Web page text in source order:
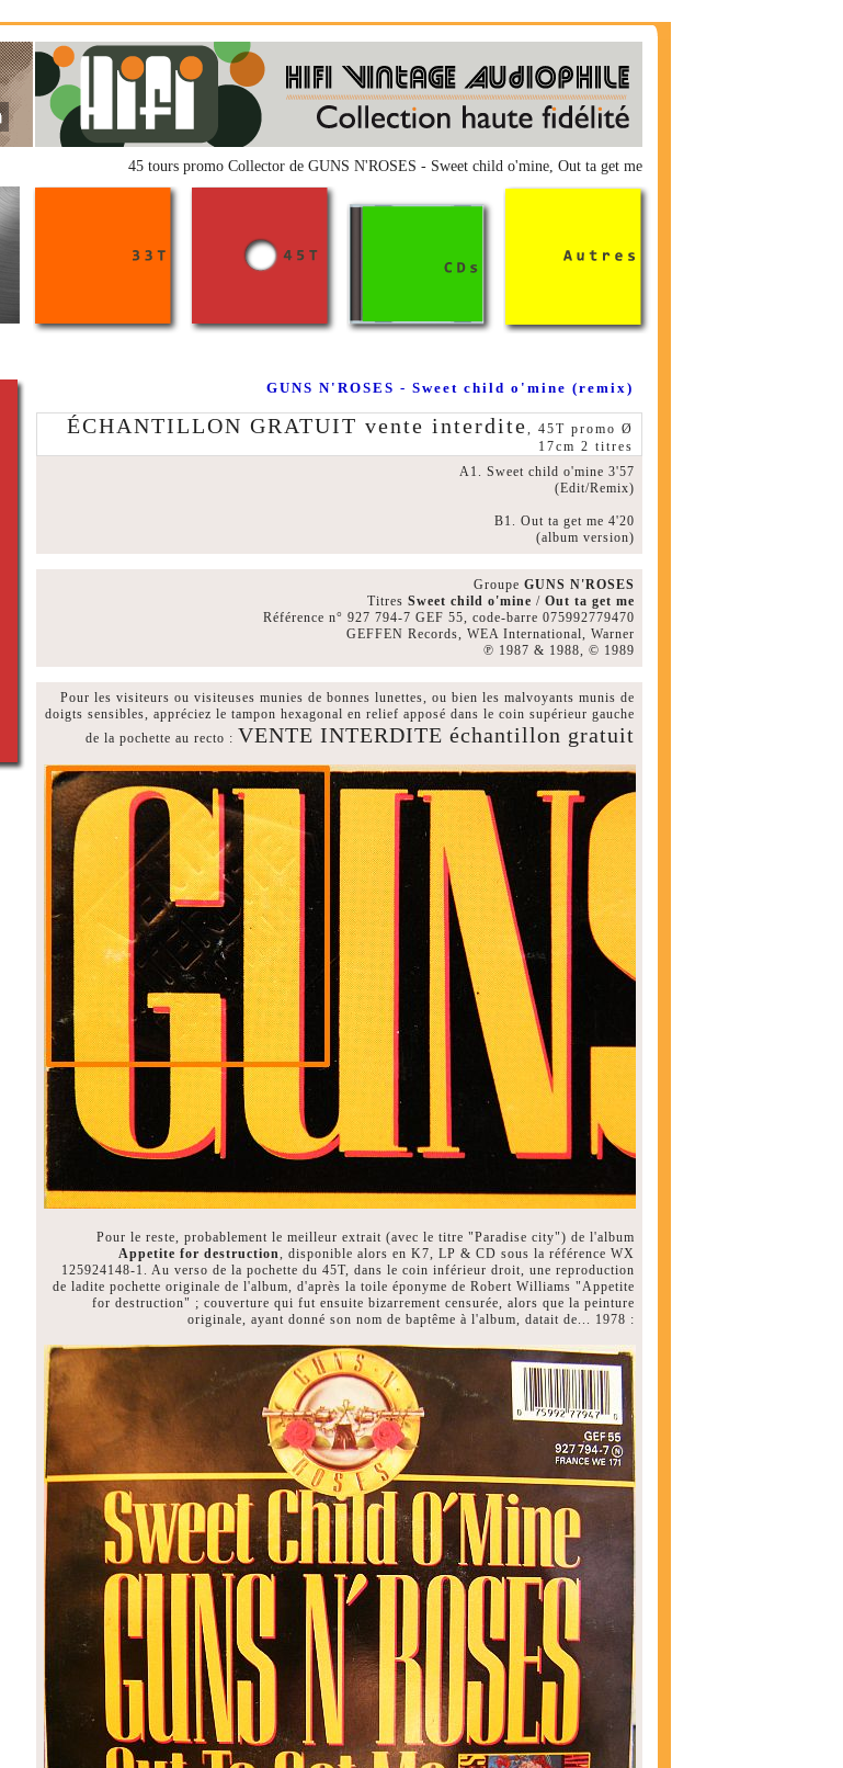
45 tours promo Collector de GUNS N'ROSES - Sweet child o'mine, Out ta get me
GUNS N'ROSES - Sweet child o'mine (remix)
ÉCHANTILLON GRATUIT vente interdite, 45T promo Ø
17cm 2 titres
A1. Sweet child o'mine 3'57
(Edit/Remix)
B1. Out ta get me 4'20
(album version)
Groupe GUNS N'ROSES
Titres Sweet child o'mine / Out ta get me
Référence n° 927 794-7 GEF 55, code-barre 075992779470
GEFFEN Records, WEA International, Warner
℗ 1987 & 1988, © 1989
Pour les visiteurs ou visiteuses munies de bonnes lunettes, ou bien les malvoyants munis de
doigts sensibles, appréciez le tampon hexagonal en relief apposé dans le coin supérieur gauche
de la pochette au recto : VENTE INTERDITE échantillon gratuit
Pour le reste, probablement le meilleur extrait (avec le titre "Paradise city") de l'album
Appetite for destruction, disponible alors en K7, LP & CD sous la référence WX
125924148-1. Au verso de la pochette du 45T, dans le coin inférieur droit, une reproduction
de ladite pochette originale de l'album, d'après la toile éponyme de Robert Williams "Appetite
for destruction" ; couverture qui fut ensuite bizarrement censurée, alors que la peinture
originale, ayant donné son nom de baptême à l'album, datait de... 1978 :